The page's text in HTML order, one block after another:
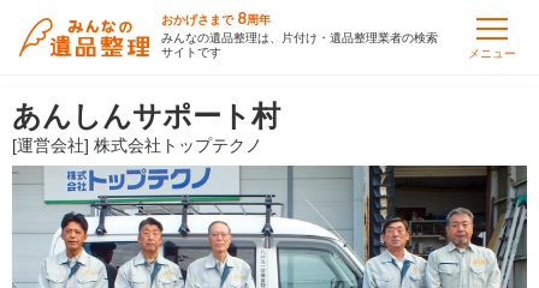
おかげさまで 8周年
みんなの遺品整理は、片付け・遺品整理業者の検索
サイトです
メニュー
あんしんサポート村
[運営会社] 株式会社トップテクノ